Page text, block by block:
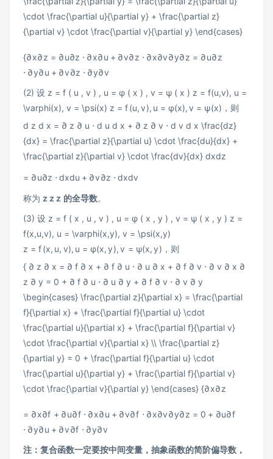
\cdot \frac{\partial u}{\partial y} + \frac{\partial z}
{\partial v} \cdot \frac{\partial v}{\partial y} \end{cases}
{∂x∂z = ∂u∂z ⋅ ∂x∂u + ∂v∂z ⋅ ∂x∂v∂y∂z = ∂u∂z
⋅ ∂y∂u + ∂v∂z ⋅ ∂y∂v
(2) 设 z = f ( u , v ) , u = φ ( x ) , v = ψ ( x ) z = f(u,v), u =
\varphi(x), v = \psi(x) z = f(u,v), u = φ(x),v = ψ(x) ，则
d z d x = ∂ z ∂ u ⋅ d u d x + ∂ z ∂ v ⋅ d v d x \frac{dz}
{dx} = \frac{\partial z}{\partial u} \cdot \frac{du}{dx} +
\frac{\partial z}{\partial v} \cdot \frac{dv}{dx} dxdz
= ∂u∂z ⋅ dxdu + ∂v∂z ⋅ dxdv
称为 z z z 的全导数。
(3) 设 z = f ( x , u , v ) , u = φ ( x , y ) , v = ψ ( x , y ) z =
f(x,u,v), u = \varphi(x,y), v = \psi(x,y)
z = f(x, u, v), u = φ(x, y),v = ψ(x,y) ，则
{ ∂ z ∂ x = ∂ f ∂ x + ∂ f ∂ u ⋅ ∂ u ∂ x + ∂ f ∂ v ⋅ ∂ v ∂ x ∂
z ∂ y = 0 + ∂ f ∂ u ⋅ ∂ u ∂ y + ∂ f ∂ v ⋅ ∂ v ∂ y
\begin{cases} \frac{\partial z}{\partial x} = \frac{\partial
f}{\partial x} + \frac{\partial f}{\partial u} \cdot
\frac{\partial u}{\partial x} + \frac{\partial f}{\partial v}
\cdot \frac{\partial v}{\partial x} \\ \frac{\partial z}
{\partial y} = 0 + \frac{\partial f}{\partial u} \cdot
\frac{\partial u}{\partial y} + \frac{\partial f}{\partial v}
\cdot \frac{\partial v}{\partial y} \end{cases} {∂x∂z
= ∂x∂f + ∂u∂f ⋅ ∂x∂u + ∂v∂f ⋅ ∂x∂v∂y∂z = 0 + ∂u∂f
⋅ ∂y∂u + ∂v∂f ⋅ ∂y∂v
注：复合函数一定要按中间变量，抽象函数的简阶偏导数，